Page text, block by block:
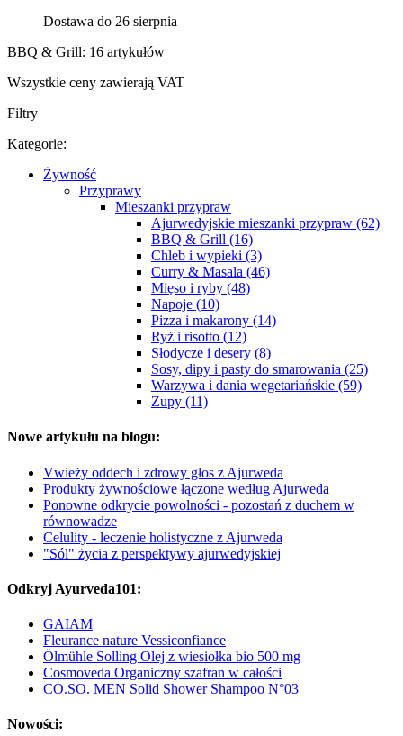
Dostawa do 26 sierpnia
BBQ & Grill: 16 artykułów
Wszystkie ceny zawierają VAT
Filtry
Kategorie:
Żywność
Przyprawy
Mieszanki przypraw
Ajurwedyjskie mieszanki przypraw (62)
BBQ & Grill (16)
Chleb i wypieki (3)
Curry & Masala (46)
Mięso i ryby (48)
Napoje (10)
Pizza i makarony (14)
Ryż i risotto (12)
Słodycze i desery (8)
Sosy, dipy i pasty do smarowania (25)
Warzywa i dania wegetariańskie (59)
Zupy (11)
Nowe artykułu na blogu:
Vwieży oddech i zdrowy głos z Ajurweda
Produkty żywnościowe łączone według Ajurweda
Ponowne odkrycie powolności - pozostań z duchem w
równowadze
Celulity - leczenie holistyczne z Ajurweda
"Sól" życia z perspektywy ajurwedyjskiej
Odkryj Ayurveda101:
GAIAM
Fleurance nature Vessiconfiance
Ölmühle Solling Olej z wiesiołka bio 500 mg
Cosmoveda Organiczny szafran w całości
CO.SO. MEN Solid Shower Shampoo N°03
Nowości: